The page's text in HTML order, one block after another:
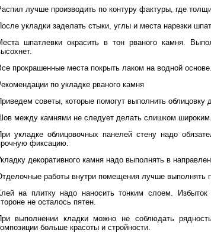
лучше производить по контуру фактуры, где
укладки заделать стыки, углы и места нарезки
шпатлевки окрасить в тон рваного камня.
прокрашенные места покрыть лаком на водной
по укладке рваного камня
советы, которые помогут выполнить облицовку
между камнями не следует делать слишком широким.
укладке облицовочных панелей стену надо
фиксацию.
декоративного камня надо выполнять в
работы внутри помещения лучше выполнять
на плитку надо наносить тонким слоем.
не осталось пятен.
выполнении кладки можно не соблюдать
больше красоты и стройности.